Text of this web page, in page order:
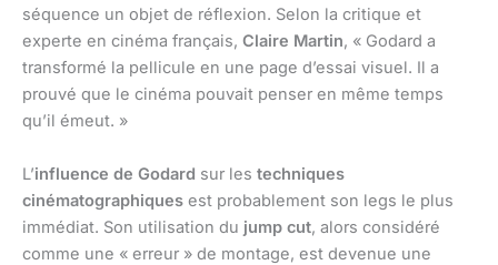
séquence un objet de réflexion. Selon la critique et
experte en cinéma français, Claire Martin, « Godard a
transformé la pellicule en une page d’essai visuel. Il a
prouvé que le cinéma pouvait penser en même temps
qu’il émeut. »
L’influence de Godard sur les techniques
cinématographiques est probablement son legs le plus
immédiat. Son utilisation du jump cut, alors considéré
comme une « erreur » de montage, est devenue une